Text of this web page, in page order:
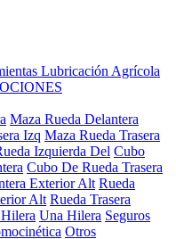
Lubricación Agrícola
Maza Rueda Delantera
Izq Maza Rueda Trasera
Izquierda Del Cubo
Cubo De Rueda Trasera
Exterior Alt Rueda
Alt Rueda Trasera
Una Hilera Seguros
Otros